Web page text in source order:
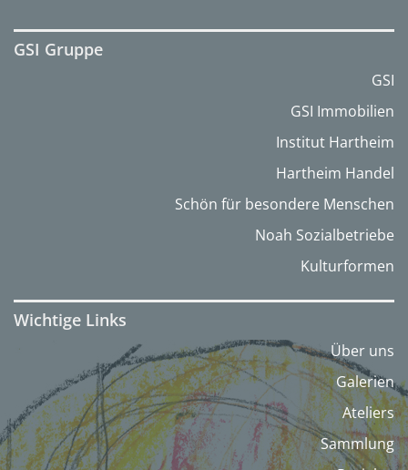
GSI Gruppe
GSI
GSI Immobilien
Institut Hartheim
Hartheim Handel
Schön für besondere Menschen
Noah Sozialbetriebe
Kulturformen
Wichtige Links
Über uns
Galerien
Ateliers
Sammlung